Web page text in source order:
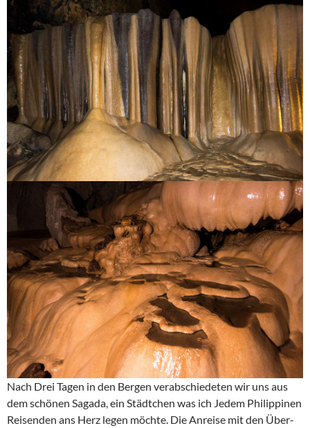
Nach Drei Tagen in den Bergen verabschiedeten wir uns aus
dem schönen Sagada, ein Städtchen was ich Jedem Philippinen
Reisenden ans Herz legen möchte. Die Anreise mit den Über-